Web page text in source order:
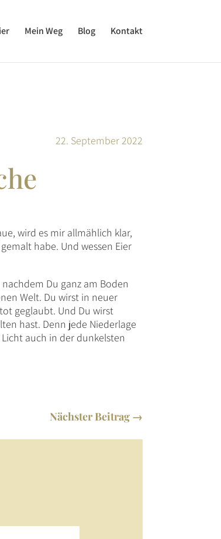
Mein Weg Blog Kontakt
22. September 2022
wird es mir allmählich klar,
habe. Und wessen Eier
Du ganz am Boden
Welt. Du wirst in neuer
geglaubt. Und Du wirst
hast. Denn jede Niederlage
auch in der dunkelsten
Nächster Beitrag→